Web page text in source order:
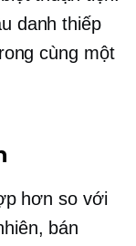
danh thiếp
cùng một
hơn so với
bán